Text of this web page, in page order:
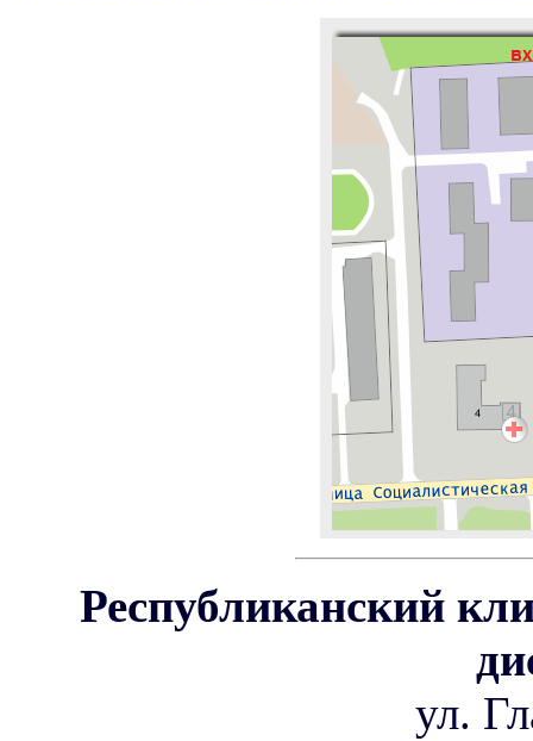
Республиканский
ул.